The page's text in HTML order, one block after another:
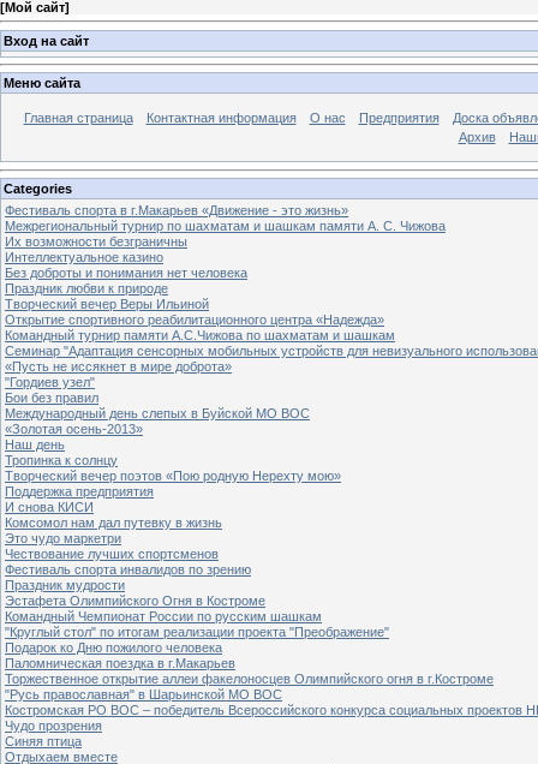
[Мой сайт]
Вход на сайт
Меню сайта
Главная страница Контактная информация О нас Предприятия
Доска
Архив
Categories
Фестиваль спорта в г.Макарьев «Движение - это жизнь»
Межрегиональный турнир по шахматам и шашкам памяти А. С. Чижова
Их возможности безграничны
Интеллектуальное казино
Без доброты и понимания нет человека
Праздник любви к природе
Творческий вечер Веры Ильиной
Открытие спортивного реабилитационного центра «Надежда»
Командный турнир памяти А.С.Чижова по шахматам и шашкам
Семинар "Адаптация сенсорных мобильных устройств для невизуального
«Пусть не иссякнет в мире доброта»
"Гордиев узел"
Бои без правил
Международный день слепых в Буйской МО ВОС
«Золотая осень-2013»
Наш день
Тропинка к солнцу
Творческий вечер поэтов «Пою родную Нерехту мою»
Поддержка предприятия
И снова КИСИ
Комсомол нам дал путевку в жизнь
Это чудо маркетри
Чествование лучших спортсменов
Фестиваль спорта инвалидов по зрению
Праздник мудрости
Эстафета Олимпийского Огня в Костроме
Командный Чемпионат России по русским шашкам
"Круглый стол" по итогам реализации проекта "Преображение"
Подарок ко Дню пожилого человека
Паломническая поездка в г.Макарьев
Торжественное открытие аллеи факелоносцев Олимпийского огня в г.Костроме
"Русь православная" в Шарьинской МО ВОС
Костромская РО ВОС – победитель Всероссийского конкурса социальных проектов
Чудо прозрения
Синяя птица
Отдыхаем вместе